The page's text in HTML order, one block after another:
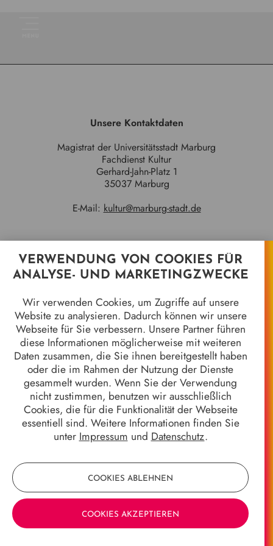
VERWENDUNG VON COOKIES FÜR
ANALYSE- UND MARKETINGZWECKE
Wir verwenden Cookies, um Zugriffe auf unsere
Website zu analysieren. Dadurch können wir unsere
Webseite für Sie verbessern. Unsere Partner führen
diese Informationen möglicherweise mit weiteren
Daten zusammen, die Sie ihnen bereitgestellt haben
oder die im Rahmen der Nutzung der Dienste
gesammelt wurden. Wenn Sie der Verwendung
nicht zustimmen, benutzen wir ausschließlich
Cookies, die für die Funktionalität der Webseite
essentiell sind. Weitere Informationen finden Sie
unter Impressum und Datenschutz.
COOKIES ABLEHNEN
COOKIES AKZEPTIEREN
Unsere Kontaktdaten
Magistrat der Universitätsstadt Marburg
Fachdienst Kultur
Gerhard-Jahn-Platz 1
35037 Marburg
E-Mail: kultur@marburg-stadt.de
Quicklinks
Jahrhundertgalerie
Marburger Kameramuseum
8 Jahrhunderte in 8 Objekten
Stadtgeschichten
Wir alle sind Marburg - 50 Jahre Gebietsreform
Stück für Stück
Stadtgeschichte*n
Galerie der Marburger Oberbürgermeister
Allgemeines
Anfahrt & Kontakt
Öffnungszeiten & Eintrittspreise
Impressum